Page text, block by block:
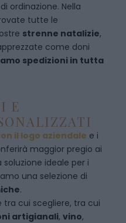
ordinazione. Nella
tutte le
strenne natalizie,
come doni
spedizioni in tutta
E
il logo aziendale e i
maggior pregio ai
soluzione ideale per i
una selezione di
.
cui scegliere, tra cui
artigianali, vino,